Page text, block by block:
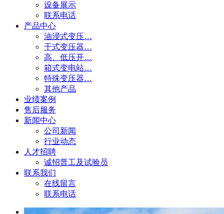
设备展示
联系电话
产品中心
油浸式变压…
干式变压器…
高、低压开…
箱式变电站…
特殊变压器…
其他产品
业绩案例
售后服务
新闻中心
公司新闻
行业动态
人才招聘
诚招普工及试验员
联系我们
在线留言
联系电话